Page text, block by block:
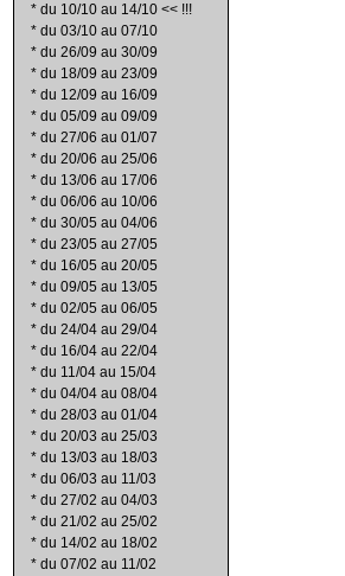
* du 10/10 au 14/10 << !!!
* du 03/10 au 07/10
* du 26/09 au 30/09
* du 18/09 au 23/09
* du 12/09 au 16/09
* du 05/09 au 09/09
* du 27/06 au 01/07
* du 20/06 au 25/06
* du 13/06 au 17/06
* du 06/06 au 10/06
* du 30/05 au 04/06
* du 23/05 au 27/05
* du 16/05 au 20/05
* du 09/05 au 13/05
* du 02/05 au 06/05
* du 24/04 au 29/04
* du 16/04 au 22/04
* du 11/04 au 15/04
* du 04/04 au 08/04
* du 28/03 au 01/04
* du 20/03 au 25/03
* du 13/03 au 18/03
* du 06/03 au 11/03
* du 27/02 au 04/03
* du 21/02 au 25/02
* du 14/02 au 18/02
* du 07/02 au 11/02